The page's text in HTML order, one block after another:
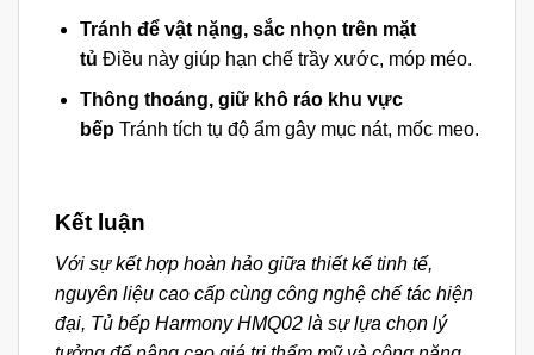
Tránh để vật nặng, sắc nhọn trên mặt
tủ Điều này giúp hạn chế trầy xước, móp méo.
Thông thoáng, giữ khô ráo khu vực
bếpTránh tích tụ độ ẩm gây mục nát, mốc meo.
Kết luận
Với sự kết hợp hoàn hảo giữa thiết kế tinh tế,
nguyên liệu cao cấp cùng công nghệ chế tác hiện
đại, Tủ bếp Harmony HMQ02 là sự lựa chọn lý